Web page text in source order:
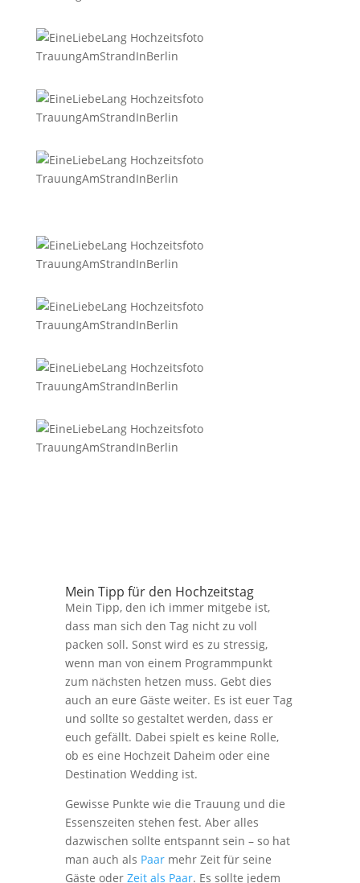
Mein Tipp für den Hochzeitstag
Mein Tipp, den ich immer mitgebe ist,
dass man sich den Tag nicht zu voll
packen soll. Sonst wird es zu stressig,
wenn man von einem Programmpunkt
zum nächsten hetzen muss. Gebt dies
auch an eure Gäste weiter. Es ist euer Tag
und sollte so gestaltet werden, dass er
euch gefällt. Dabei spielt es keine Rolle,
ob es eine Hochzeit Daheim oder eine
Destination Wedding ist.
Gewisse Punkte wie die Trauung und die
Essenszeiten stehen fest. Aber alles
dazwischen sollte entspannt sein – so hat
man auch als Paarmehr Zeit für seine
Gäste oder Zeit als Paar. Es sollte jedem